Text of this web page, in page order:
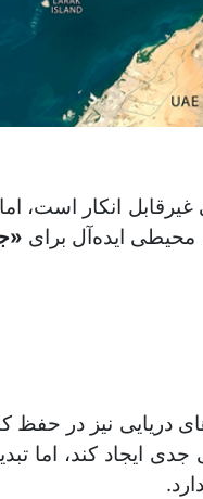
انکار است،
ایده‌آل برای
دریایی نیز در
ایجاد کند، اما